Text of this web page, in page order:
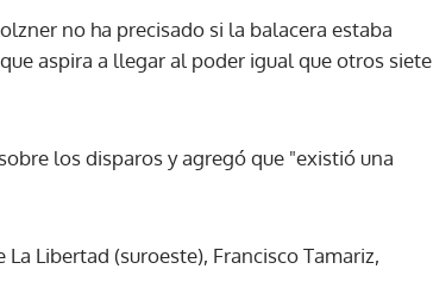
boletín.
ACEPTAR
no ha precisado si la balacera estaba
aspira a llegar al poder igual que otros siete
los disparos y agregó que "existió una
Libertad (suroeste), Francisco Tamariz,